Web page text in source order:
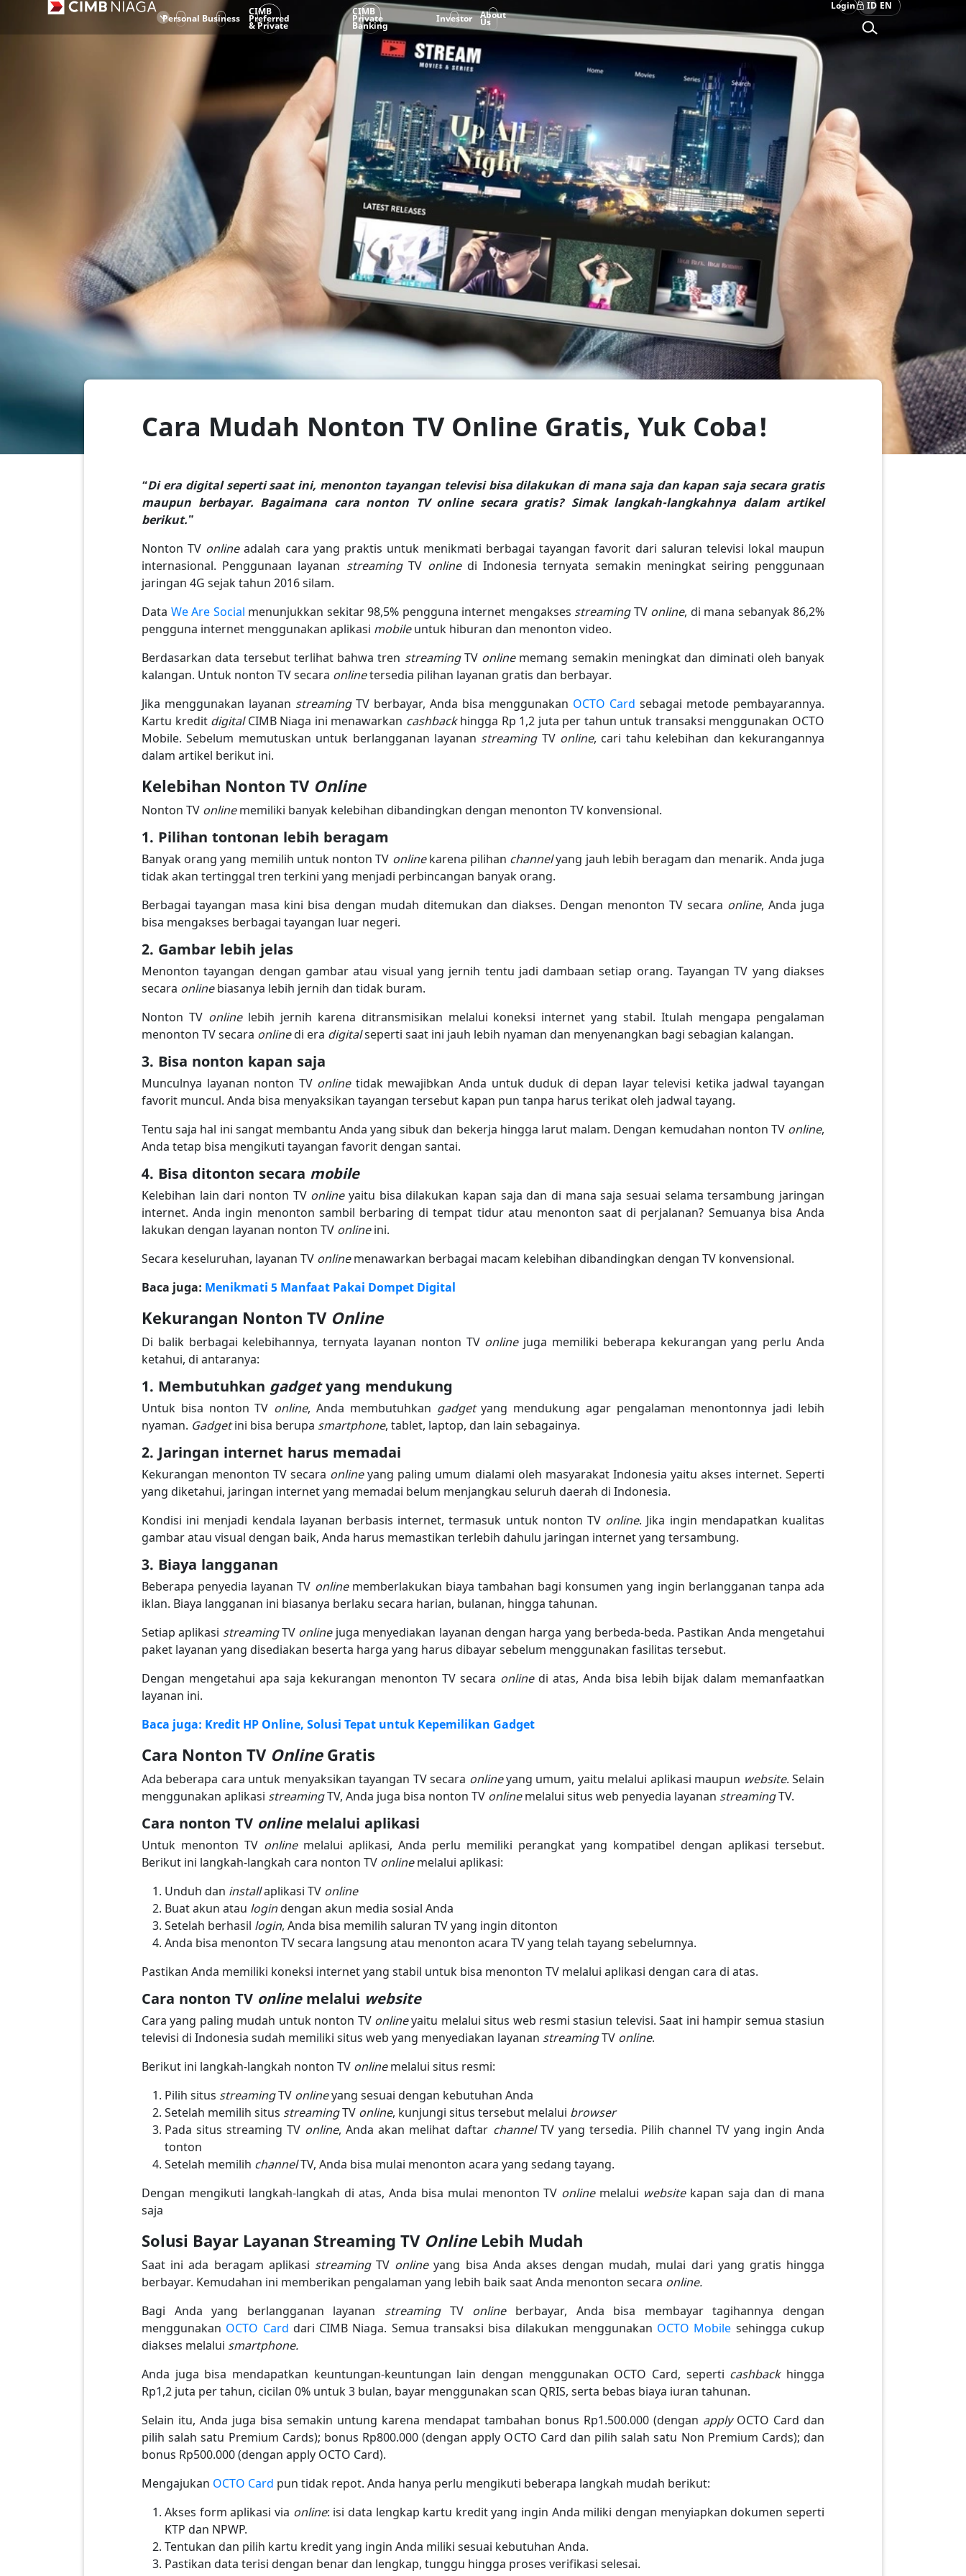
Personal Business
CIMB
Preferred
& Private
CIMB
Private
Banking
Investor About
Us
Login ID EN
Cara Mudah Nonton TV Online Gratis, Yuk Coba!
“Di era digital seperti saat ini, menonton tayangan televisi bisa dilakukan di mana saja dan kapan saja secara gratis
maupun berbayar. Bagaimana cara nonton TV online secara gratis? Simak langkah-langkahnya dalam artikel
berikut.”
Nonton TV onlineadalah cara yang praktis untuk menikmati berbagai tayangan favorit dari saluran televisi lokal maupun
internasional. Penggunaan layanan streaming TV onlinedi Indonesia ternyata semakin meningkat seiring penggunaan
jaringan 4G sejak tahun 2016 silam.
Data We Are Social menunjukkan sekitar 98,5% pengguna internet mengakses streamingTV online, di mana sebanyak 86,2%
pengguna internet menggunakan aplikasi mobileuntuk hiburan dan menonton video.
Berdasarkan data tersebut terlihat bahwa tren streamingTV online memang semakin meningkat dan diminati oleh banyak
kalangan. Untuk nonton TV secara onlinetersedia pilihan layanan gratis dan berbayar.
Jika menggunakan layanan streaming TV berbayar, Anda bisa menggunakan OCTO Card sebagai metode pembayarannya.
Kartu kredit digitalCIMB Niaga ini menawarkan cashbackhingga Rp 1,2 juta per tahun untuk transaksi menggunakan OCTO
Mobile. Sebelum memutuskan untuk berlangganan layanan streaming TV online, cari tahu kelebihan dan kekurangannya
dalam artikel berikut ini.
Kelebihan Nonton TV Online
Nonton TV onlinememiliki banyak kelebihan dibandingkan dengan menonton TV konvensional.
1. Pilihan tontonan lebih beragam
Banyak orang yang memilih untuk nonton TV onlinekarena pilihan channelyang jauh lebih beragam dan menarik. Anda juga
tidak akan tertinggal tren terkini yang menjadi perbincangan banyak orang.
Berbagai tayangan masa kini bisa dengan mudah ditemukan dan diakses. Dengan menonton TV secara online, Anda juga
bisa mengakses berbagai tayangan luar negeri.
2. Gambar lebih jelas
Menonton tayangan dengan gambar atau visual yang jernih tentu jadi dambaan setiap orang. Tayangan TV yang diakses
secara onlinebiasanya lebih jernih dan tidak buram.
Nonton TV online lebih jernih karena ditransmisikan melalui koneksi internet yang stabil. Itulah mengapa pengalaman
menonton TV secara onlinedi era digitalseperti saat ini jauh lebih nyaman dan menyenangkan bagi sebagian kalangan.
3. Bisa nonton kapan saja
Munculnya layanan nonton TV onlinetidak mewajibkan Anda untuk duduk di depan layar televisi ketika jadwal tayangan
favorit muncul. Anda bisa menyaksikan tayangan tersebut kapan pun tanpa harus terikat oleh jadwal tayang.
Tentu saja hal ini sangat membantu Anda yang sibuk dan bekerja hingga larut malam. Dengan kemudahan nonton TV online,
Anda tetap bisa mengikuti tayangan favorit dengan santai.
4. Bisa ditonton secara mobile
Kelebihan lain dari nonton TV onlineyaitu bisa dilakukan kapan saja dan di mana saja sesuai selama tersambung jaringan
internet. Anda ingin menonton sambil berbaring di tempat tidur atau menonton saat di perjalanan? Semuanya bisa Anda
lakukan dengan layanan nonton TV onlineini.
Secara keseluruhan, layanan TV onlinemenawarkan berbagai macam kelebihan dibandingkan dengan TV konvensional.
Baca juga: Menikmati 5 Manfaat Pakai Dompet Digital
Kekurangan Nonton TV Online
Di balik berbagai kelebihannya, ternyata layanan nonton TV online juga memiliki beberapa kekurangan yang perlu Anda
ketahui, di antaranya:
1. Membutuhkan gadgetyang mendukung
Untuk bisa nonton TV online, Anda membutuhkan gadgetyang mendukung agar pengalaman menontonnya jadi lebih
nyaman. Gadgetini bisa berupa smartphone, tablet, laptop, dan lain sebagainya.
2. Jaringan internet harus memadai
Kekurangan menonton TV secara onlineyang paling umum dialami oleh masyarakat Indonesia yaitu akses internet. Seperti
yang diketahui, jaringan internet yang memadai belum menjangkau seluruh daerah di Indonesia.
Kondisi ini menjadi kendala layanan berbasis internet, termasuk untuk nonton TV online. Jika ingin mendapatkan kualitas
gambar atau visual dengan baik, Anda harus memastikan terlebih dahulu jaringan internet yang tersambung.
3. Biaya langganan
Beberapa penyedia layanan TV online memberlakukan biaya tambahan bagi konsumen yang ingin berlangganan tanpa ada
iklan. Biaya langganan ini biasanya berlaku secara harian, bulanan, hingga tahunan.
Setiap aplikasi streamingTV online juga menyediakan layanan dengan harga yang berbeda-beda. Pastikan Anda mengetahui
paket layanan yang disediakan beserta harga yang harus dibayar sebelum menggunakan fasilitas tersebut.
Dengan mengetahui apa saja kekurangan menonton TV secara online di atas, Anda bisa lebih bijak dalam memanfaatkan
layanan ini.
Baca juga: Kredit HP Online, Solusi Tepat untuk Kepemilikan Gadget
Cara Nonton TV Online Gratis
Ada beberapa cara untuk menyaksikan tayangan TV secara onlineyang umum, yaitu melalui aplikasi maupun website. Selain
menggunakan aplikasi streamingTV, Anda juga bisa nonton TV onlinemelalui situs web penyedia layanan streamingTV.
Cara nonton TV online melalui aplikasi
Untuk menonton TV online melalui aplikasi, Anda perlu memiliki perangkat yang kompatibel dengan aplikasi tersebut.
Berikut ini langkah-langkah cara nonton TV onlinemelalui aplikasi:
Unduh dan installaplikasi TV online
Buat akun atau logindengan akun media sosial Anda
Setelah berhasil login, Anda bisa memilih saluran TV yang ingin ditonton
Anda bisa menonton TV secara langsung atau menonton acara TV yang telah tayang sebelumnya.
Pastikan Anda memiliki koneksi internet yang stabil untuk bisa menonton TV melalui aplikasi dengan cara di atas.
Cara nonton TV online melalui website
Cara yang paling mudah untuk nonton TV onlineyaitu melalui situs web resmi stasiun televisi. Saat ini hampir semua stasiun
televisi di Indonesia sudah memiliki situs web yang menyediakan layanan streamingTV online.
Berikut ini langkah-langkah nonton TV onlinemelalui situs resmi:
Pilih situs streamingTV onlineyang sesuai dengan kebutuhan Anda
Setelah memilih situs streamingTV online, kunjungi situs tersebut melalui browser
Pada situs streaming TV online, Anda akan melihat daftar channelTV yang tersedia. Pilih channel TV yang ingin Anda
tonton
Setelah memilih channelTV, Anda bisa mulai menonton acara yang sedang tayang.
Dengan mengikuti langkah-langkah di atas, Anda bisa mulai menonton TV online melalui website kapan saja dan di mana
saja
Solusi Bayar Layanan Streaming TV OnlineLebih Mudah
Saat ini ada beragam aplikasi streamingTV onlineyang bisa Anda akses dengan mudah, mulai dari yang gratis hingga
berbayar. Kemudahan ini memberikan pengalaman yang lebih baik saat Anda menonton secara online.
Bagi Anda yang berlangganan layanan streaming TV online berbayar, Anda bisa membayar tagihannya dengan
menggunakan OCTO Card dari CIMB Niaga. Semua transaksi bisa dilakukan menggunakan OCTO Mobile sehingga cukup
diakses melalui smartphone.
Anda juga bisa mendapatkan keuntungan-keuntungan lain dengan menggunakan OCTO Card, seperti cashback hingga
Rp1,2 juta per tahun, cicilan 0% untuk 3 bulan, bayar menggunakan scan QRIS, serta bebas biaya iuran tahunan.
Selain itu, Anda juga bisa semakin untung karena mendapat tambahan bonus Rp1.500.000 (dengan applyOCTO Card dan
pilih salah satu Premium Cards); bonus Rp800.000 (dengan apply OCTO Card dan pilih salah satu Non Premium Cards); dan
bonus Rp500.000 (dengan apply OCTO Card).
Mengajukan OCTO Card pun tidak repot. Anda hanya perlu mengikuti beberapa langkah mudah berikut:
Akses form aplikasi via online: isi data lengkap kartu kredit yang ingin Anda miliki dengan menyiapkan dokumen seperti
KTP dan NPWP.
Tentukan dan pilih kartu kredit yang ingin Anda miliki sesuai kebutuhan Anda.
Pastikan data terisi dengan benar dan lengkap, tunggu hingga proses verifikasi selesai.